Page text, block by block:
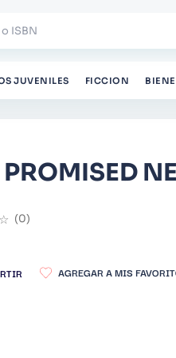
JUVENILES FICCION
☆ (0)